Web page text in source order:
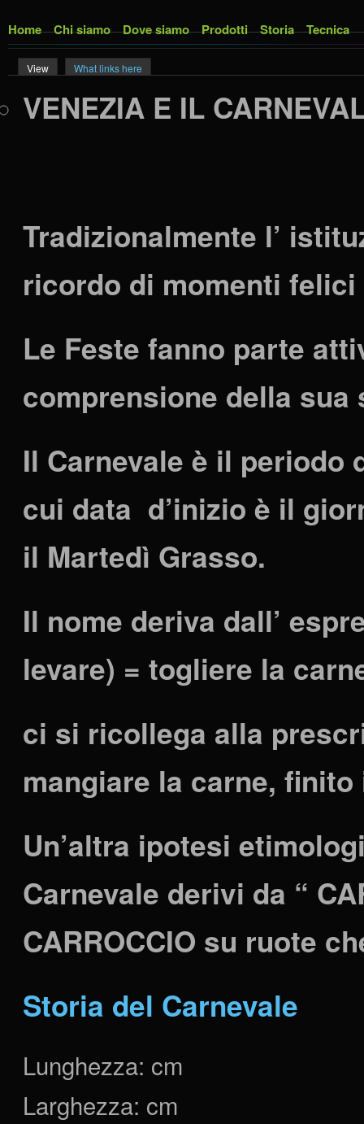
Home Chi siamo Dove siamo Prodotti Storia Tecnica
Primary tabs
View (active tab)
What links here
VENEZIA E IL
Tradizionalmente l’
ricordo di momenti
Le Feste fanno parte
comprensione della
Il Carnevale è il periodo
cui data d’inizio è il
il Martedì Grasso.
Il nome deriva dall’
levare) = togliere la
ci si ricollega alla
mangiare la carne,
Un’altra ipotesi
Carnevale derivi da “
CARROCCIO su ruote
Storia del Carnevale
Lunghezza: cm
Larghezza: cm